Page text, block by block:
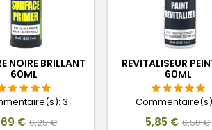
NOIRE BRILLANT
60ML
3
€ Prix
6,25 €
REVITALISEUR
60ML
Prix
5,85 € Prix
6,50 €